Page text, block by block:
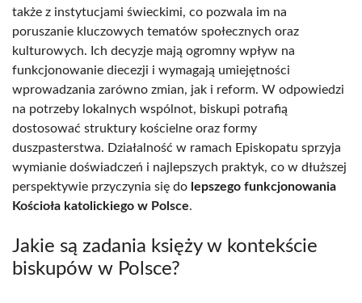
także z instytucjami świeckimi, co pozwala im na
poruszanie kluczowych tematów społecznych oraz
kulturowych. Ich decyzje mają ogromny wpływ na
funkcjonowanie diecezji i wymagają umiejętności
wprowadzania zarówno zmian, jak i reform. W odpowiedzi
na potrzeby lokalnych wspólnot, biskupi potrafią
dostosować struktury kościelne oraz formy
duszpasterstwa. Działalność w ramach Episkopatu sprzyja
wymianie doświadczeń i najlepszych praktyk, co w dłuższej
perspektywie przyczynia się do lepszego funkcjonowania
Kościoła katolickiego w Polsce.
Jakie są zadania księży w kontekście
biskupów w Polsce?